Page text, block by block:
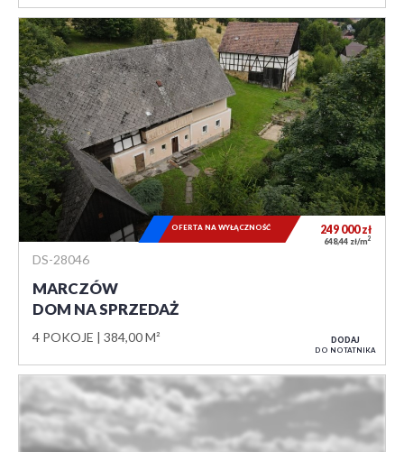
DS-28046
MARCZÓW
DOM NA SPRZEDAŻ
4 POKOJE 384,00 M²
249 000zł
648,44 zł/m2
OFERTA NA WYŁĄCZNOŚĆ
DODAJ
DO NOTATNIKA